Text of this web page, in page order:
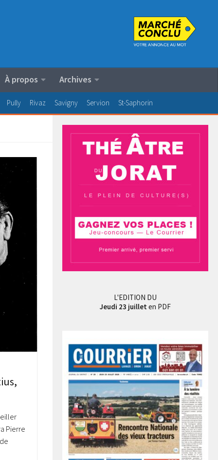
À propos Archives
Pully Rivaz Savigny Servion St-Saphorin
Pierre
L'EDITION DU
Jeudi 23 juillet en PDF